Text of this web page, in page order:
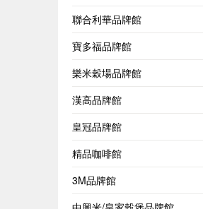
聯合利華品牌館
寶多福品牌館
樂米穀場品牌館
漢高品牌館
皇冠品牌館
精品咖啡館
3M品牌館